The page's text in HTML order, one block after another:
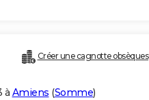
Créer une cagnotte obsèques
à Amiens (Somme)